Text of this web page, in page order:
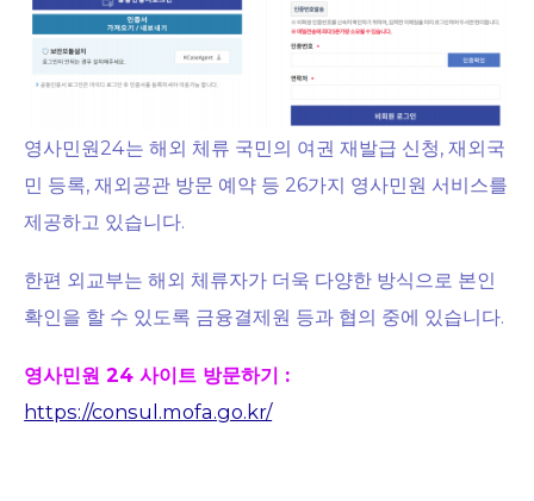
영사민원24는 해외 체류 국민의 여권 재발급 신청, 재외국
민 등록, 재외공관 방문 예약 등 26가지 영사민원 서비스를
제공하고 있습니다.
한편 외교부는 해외 체류자가 더욱 다양한 방식으로 본인
확인을 할 수 있도록 금융결제원 등과 협의 중에 있습니다.
영사민원 24 사이트 방문하기 :
https://consul.mofa.go.kr/